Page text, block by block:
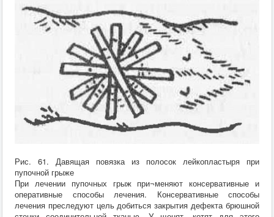
Патанатомия
Интересное
Кормление
Рис. 61. Давящая повязка из полосок лейкопластыря при
пупочной грыже
При лечении пупочных грыж при¬меняют консервативные и
оперативные способы лечения. Консервативные способы
лечения преследуют цель добиться закрытия дефекта брюшной